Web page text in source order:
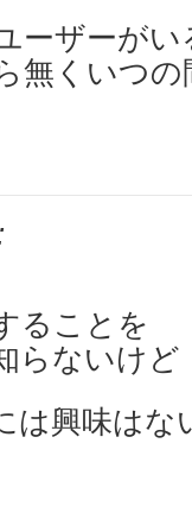
ーザーがい
無くいつ
ることを
らないけど
は興味はな